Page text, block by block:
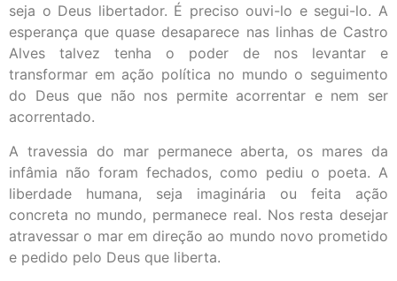
seja o Deus libertador. É preciso ouvi-lo e segui-lo. A
esperança que quase desaparece nas linhas de Castro
Alves talvez tenha o poder de nos levantar e
transformar em ação política no mundo o seguimento
do Deus que não nos permite acorrentar e nem ser
acorrentado.
A travessia do mar permanece aberta, os mares da
infâmia não foram fechados, como pediu o poeta. A
liberdade humana, seja imaginária ou feita ação
concreta no mundo, permanece real. Nos resta desejar
atravessar o mar em direção ao mundo novo prometido
e pedido pelo Deus que liberta.